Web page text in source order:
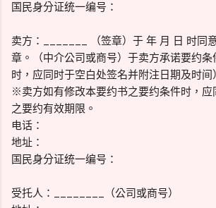
国民身分证统一编号：
卖方：_______ （签章）于 年 月 日 时同
章。（中介公司或商号）于卖方承诺要约条
时，应同时于空白处签名并附注日期及时间）
※卖方如有修改本要约书之要约条件时，应
之要约有效期限。
电话：
地址：
国民身分证统一编号：
受托人：________（公司或商号）